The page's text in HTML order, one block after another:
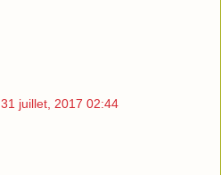
31 juillet, 2017 02:44